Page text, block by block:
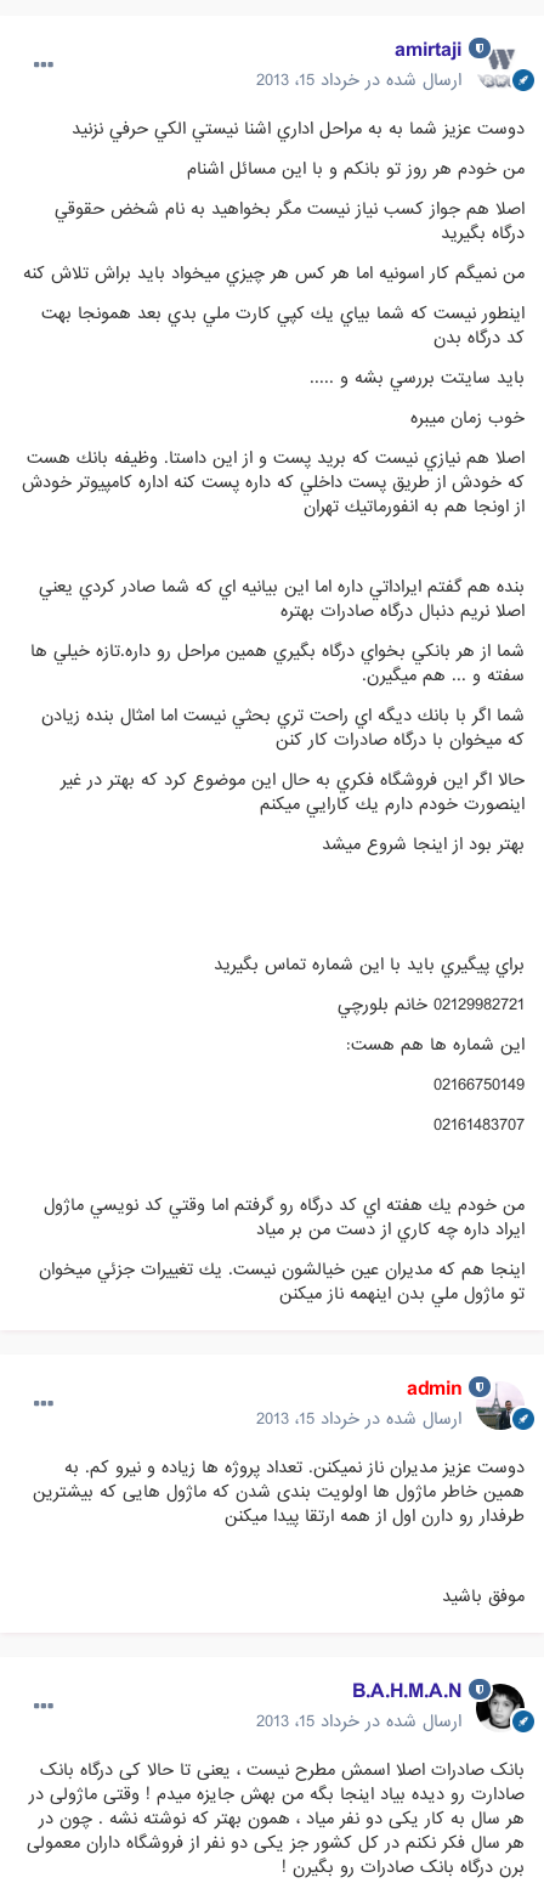
amirtaji
ارسال شده در خرداد 15، 2013
دوست عزيز شما به به مراحل اداري اشنا نيستي الكي حرفي نزنيد
من خودم هر روز تو بانكم و با اين مسائل اشنام
اصلا هم جواز كسب نياز نيست مگر بخواهيد به نام شخض حقوقي
درگاه بگيريد
من نميگم كار اسونيه اما هر كس هر چيزي ميخواد بايد براش تلاش كنه
اينطور نيست كه شما بياي يك كپي كارت ملي بدي بعد همونجا بهت
كد درگاه بدن
بايد سايتت بررسي بشه و .....
خوب زمان ميبره
اصلا هم نيازي نيست كه بريد پست و از اين داستا. وظيفه بانك هست
كه خودش از طريق پست داخلي كه داره پست كنه اداره كامپيوتر خودش
از اونجا هم به انفورماتيك تهران
بنده هم گفتم ايراداتي داره اما اين بيانيه اي كه شما صادر كردي يعني
اصلا نريم دنبال درگاه صادرات بهتره
شما از هر بانكي بخواي درگاه بگيري همين مراحل رو داره.تازه خيلي ها
سفته و ... هم ميگيرن.
شما اگر با بانك ديگه اي راحت تري بحثي نيست اما امثال بنده زيادن
كه ميخوان با درگاه صادرات كار كنن
حالا اگر اين فروشگاه فكري به حال اين موضوع كرد كه بهتر در غير
اينصورت خودم دارم يك كارايي ميكنم
بهتر بود از اينجا شروع ميشد
براي پيگيري بايد با اين شماره تماس بگيريد
02129982721 خانم بلورچي
اين شماره ها هم هست:
02166750149
02161483707
من خودم يك هفته اي كد درگاه رو گرفتم اما وقتي كد نويسي ماژول
ايراد داره چه كاري از دست من بر مياد
اينجا هم كه مديران عين خيالشون نيست. يك تغييرات جزئي ميخوان
تو ماژول ملي بدن اينهمه ناز ميكنن
admin
ارسال شده در خرداد 15، 2013
دوست عزیز مدیران ناز نمیکنن. تعداد پروژه ها زیاده و نیرو کم. به
همین خاطر ماژول ها اولویت بندی شدن که ماژول هایی که بیشترین
طرفدار رو دارن اول از همه ارتقا پیدا میکنن
موفق باشید
B.A.H.M.A.N
ارسال شده در خرداد 15، 2013
بانک صادرات اصلا اسمش مطرح نیست ، یعنی تا حالا کی درگاه بانک
صادارت رو دیده بیاد اینجا بگه من بهش جایزه میدم ! وقتی ماژولی در
هر سال به کار یکی دو نفر میاد ، همون بهتر که نوشته نشه . چون در
هر سال فکر نکنم در کل کشور جز یکی دو نفر از فروشگاه داران معمولی
برن درگاه بانک صادرات رو بگیرن !